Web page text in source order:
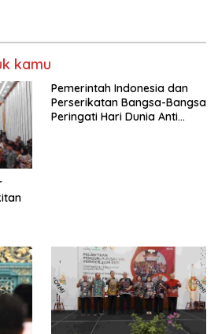
kamu
&
Pemerintah Indonesia dan
Perserikatan Bangsa-Bangsa
Peringati Hari Dunia Anti